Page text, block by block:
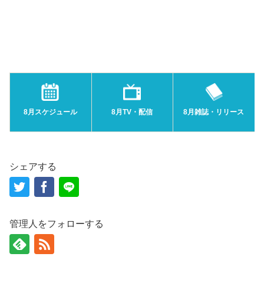
8月スケジュール 8月TV・配信 8月雑誌・リリース
シェアする
管理人をフォローする